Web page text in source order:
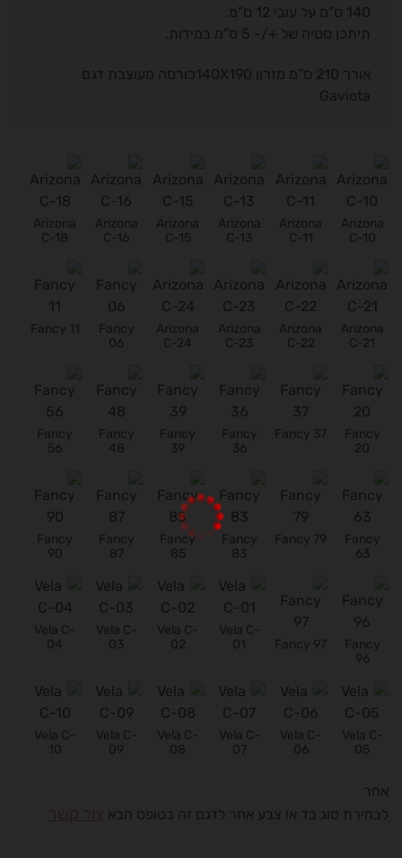
140 ס”מ על עובי 12 ס”מ.
תיתכן סטיה של +/- 5 ס”מ במידות.
אורך 210 ס”מ מזרון 140X190
כורסה מעוצבת דגם
Gaviota
Arizona
C-10
Arizona
C-11
Arizona
C-13
Arizona
C-15
Arizona
C-16
Arizona
C-18
Arizona
C-21
Arizona
C-22
Arizona
C-23
Arizona
C-24
Fancy
06
Fancy 11
Fancy
20
Fancy 37
Fancy
36
Fancy
39
Fancy
48
Fancy
56
Fancy
63
Fancy 79
Fancy
83
Fancy
85
Fancy
87
Fancy
90
Fancy
96
Fancy 97
Vela C-
01
Vela C-
02
Vela C-
03
Vela C-
04
Vela C-
05
Vela C-
06
Vela C-
07
Vela C-
08
Vela C-
09
Vela C-
10
אחר
לבחירת סוג בד או צבע אחר לדגם זה בטופס הבא